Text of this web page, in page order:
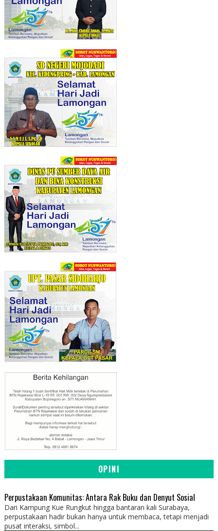
OPINI
Perpustakaan Komunitas: Antara Rak Buku dan Denyut Sosial
Dari Kampung Kue Rungkut hingga bantaran kali Surabaya,
perpustakaan hadir bukan hanya untuk membaca, tetapi menjadi
pusat interaksi, simbol...